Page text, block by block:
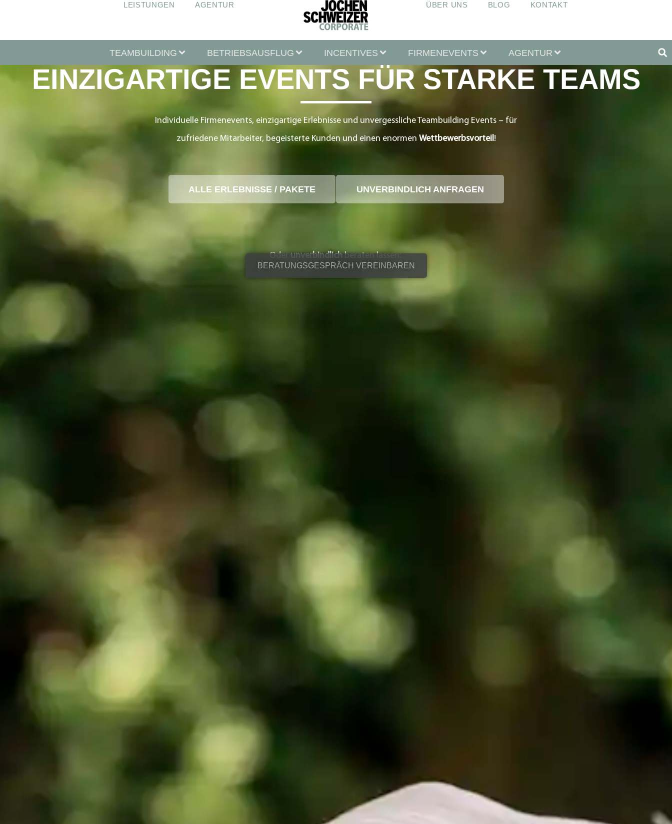
LEISTUNGEN AGENTUR ÜBER UNS BLOG KONTAKT
TEAMBUILDING BETRIEBSAUSFLUG INCENTIVES FIRMENEVENTS AGENTUR
EINZIGARTIGE EVENTS FÜR STARKE TEAMS
Individuelle Firmenevents, einzigartige Erlebnisse und unvergessliche Teambuilding Events – für
zufriedene Mitarbeiter, begeisterte Kunden und einen enormen Wettbewerbsvorteil !
ALLE ERLEBNISSE / PAKETE UNVERBINDLICH ANFRAGEN
Oder unverbindlichberaten lassen:
BERATUNGSGESPRÄCH VEREINBAREN